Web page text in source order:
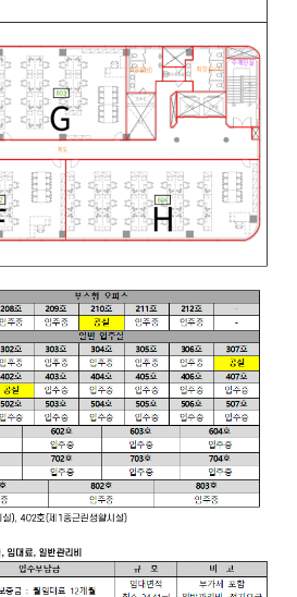
홍보자료 정기간행물
인사말 설립목적/연혁